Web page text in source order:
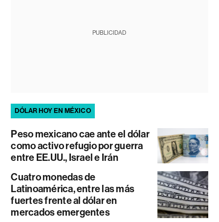
PUBLICIDAD
DÓLAR HOY EN MÉXICO
Peso mexicano cae ante el dólar
como activo refugio por guerra
entre EE.UU., Israel e Irán
Cuatro monedas de
Latinoamérica, entre las más
fuertes frente al dólar en
mercados emergentes